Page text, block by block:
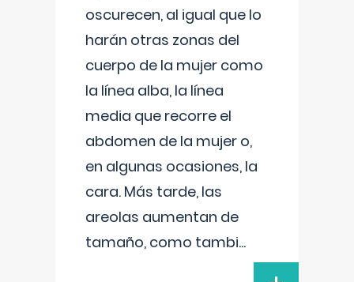
oscurecen, al igual que lo
harán otras zonas del
cuerpo de la mujer como
la línea alba, la línea
media que recorre el
abdomen de la mujer o,
en algunas ocasiones, la
cara. Más tarde, las
areolas aumentan de
tamaño, como tambi...